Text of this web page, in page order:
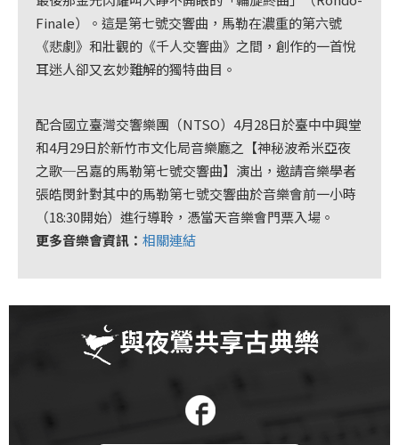
回
首
頁
Finale）。這是第七號交響曲，馬勒在濃重的第六號
《悲劇》和壯觀的《千人交響曲》之間，創作的一首悅
耳迷人卻又玄妙難解的獨特曲目。
配合國立臺灣交響樂團（NTSO）4月28日於臺中中興堂
和4月29日於新竹市文化局音樂廳之【神秘波希米亞夜
之歌─呂嘉的馬勒第七號交響曲】演出，邀請音樂學者
張皓閔針對其中的馬勒第七號交響曲於音樂會前一小時
（18:30開始）進行導聆，憑當天音樂會門票入場。
更多音樂會資訊： 相關連結
與夜鶯共享古典樂